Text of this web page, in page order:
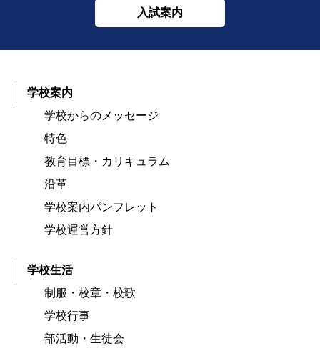
入試案内
学校案内
学校からのメッセージ
特色
教育目標・カリキュラム
沿革
学校案内パンフレット
学校運営方針
学校生活
制服・校章・校歌
学校行事
部活動・生徒会